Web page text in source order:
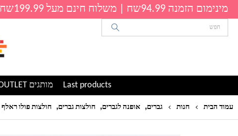
מינימום הזמנה 94.99שח | משלוח חינם מעל 199.99שח
Last products מותגים OUTLET
עמוד הבית חנות גברים, אופנה לגברים, חולצות גברים, חולצות פולו ראלף